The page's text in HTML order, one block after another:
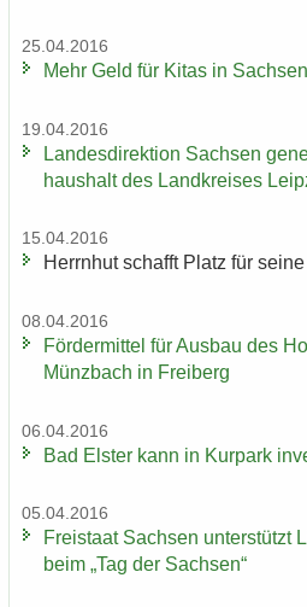
25.04.2016
Mehr Geld für Kitas in Sach­sen
19.04.2016
Lan­des­di­rek­ti­on Sach­sen
haus­halt des Land­krei­ses
15.04.2016
Herrn­hut schafft Platz für
08.04.2016
För­der­mit­tel für Aus­bau des
Münz­bach in Frei­berg
06.04.2016
Bad Els­ter kann in Kur­park
05.04.2016
Frei­staat Sach­sen un­ter­stützt
beim „Tag der Sach­sen“